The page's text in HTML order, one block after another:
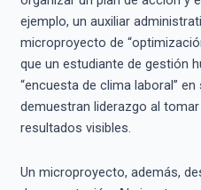
ejemplo, un auxiliar
microproyecto de
que un estudiante de gestión
“encuesta de clima laboral”
demuestran liderazgo al
resultados visibles.
Un microproyecto, además,